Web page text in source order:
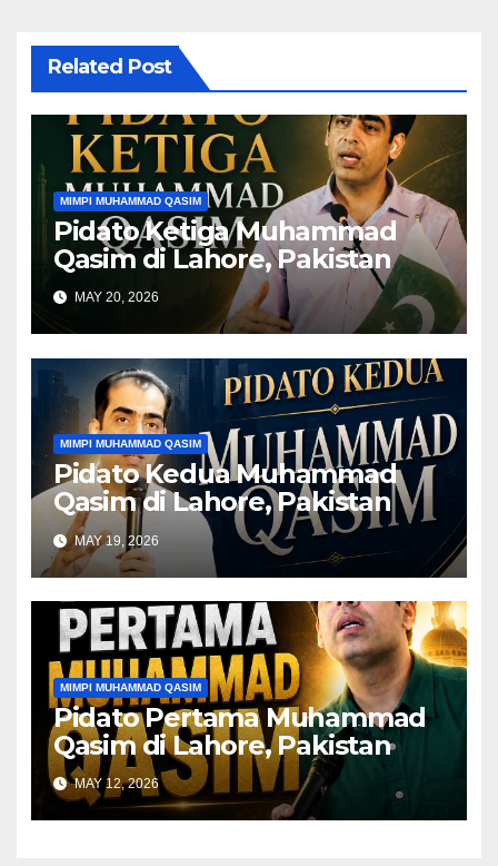
Related Post
MIMPI MUHAMMAD QASIM
Pidato Ketiga Muhammad
Qasim di Lahore, Pakistan
MAY 20, 2026
MIMPI MUHAMMAD QASIM
Pidato Kedua Muhammad
Qasim di Lahore, Pakistan
MAY 19, 2026
MIMPI MUHAMMAD QASIM
Pidato Pertama Muhammad
Qasim di Lahore, Pakistan
MAY 12, 2026